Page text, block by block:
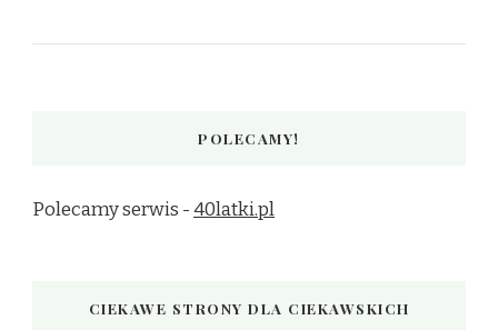
POLECAMY!
Polecamy serwis -40latki.pl
CIEKAWE STRONY DLA CIEKAWSKICH